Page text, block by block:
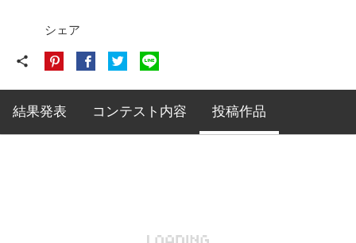
シェア
share
結果発表 コンテスト内容 投稿作品